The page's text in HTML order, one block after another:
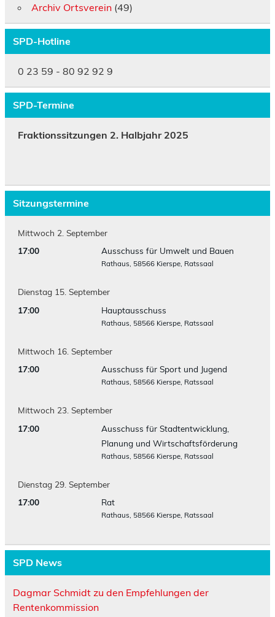
Archiv Ortsverein(49)
SPD-Hotline
0 23 59 - 80 92 92 9
SPD-Termine
Fraktionssitzungen 2. Halbjahr 2025
Sitzungstermine
Mittwoch 2. September
17:00
Ausschuss für Umwelt und Bauen
Rathaus, 58566 Kierspe, Ratssaal
Dienstag 15. September
17:00
Hauptausschuss
Rathaus, 58566 Kierspe, Ratssaal
Mittwoch 16. September
17:00
Ausschuss für Sport und Jugend
Rathaus, 58566 Kierspe, Ratssaal
Mittwoch 23. September
17:00
Ausschuss für Stadtentwicklung,
Planung und Wirtschaftsförderung
Rathaus, 58566 Kierspe, Ratssaal
Dienstag 29. September
17:00
Rat
Rathaus, 58566 Kierspe, Ratssaal
SPD News
Dagmar Schmidt zu den Empfehlungen der
Rentenkommission